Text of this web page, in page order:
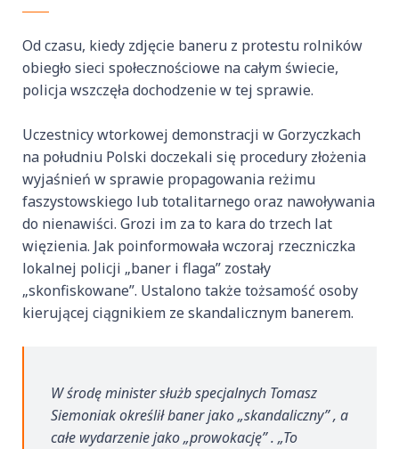
Od czasu, kiedy zdjęcie baneru z protestu rolników
obiegło sieci społecznościowe na całym świecie,
policja wszczęła dochodzenie w tej sprawie.
Uczestnicy wtorkowej demonstracji w Gorzyczkach
na południu Polski doczekali się procedury złożenia
wyjaśnień w sprawie propagowania reżimu
faszystowskiego lub totalitarnego oraz nawoływania
do nienawiści. Grozi im za to kara do trzech lat
więzienia. Jak poinformowała wczoraj rzeczniczka
lokalnej policji „baner i flaga” zostały
„skonfiskowane”. Ustalono także tożsamość osoby
kierującej ciągnikiem ze skandalicznym banerem.
W środę minister służb specjalnych Tomasz
Siemoniak określił baner jako „skandaliczny” , a
całe wydarzenie jako „prowokację” . „To